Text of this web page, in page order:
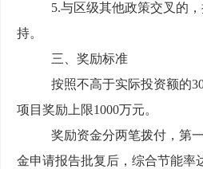
5.与区级其他政策交叉的
持。
三、奖励标准
按照不高于实际投资额的
项目奖励上限1000万元。
奖励资金分两笔拨付，第一
金申请报告批复后 ，综合节能率